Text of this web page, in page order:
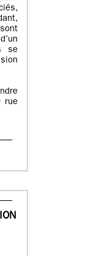
se
rue